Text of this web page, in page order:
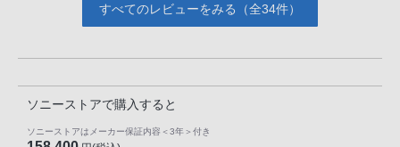
すべてのレビューをみる（全34件）
ソニーストアで購入すると
ソニーストアはメーカー保証内容 ＜3年＞ 付き